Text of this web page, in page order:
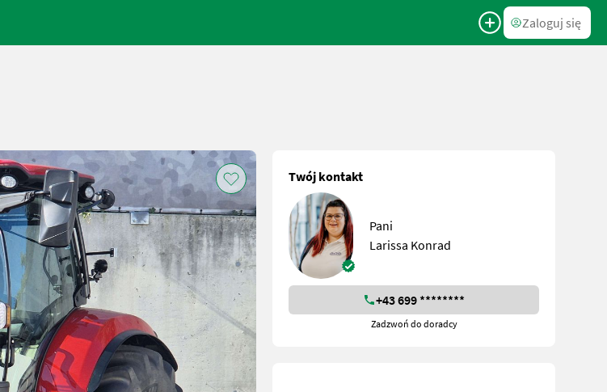
Zaloguj się
Twój kontakt
Pani
Larissa Konrad
+43 699 ********
Zadzwoń do doradcy